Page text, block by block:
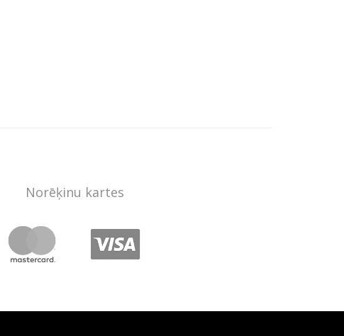
Norēķinu kartes